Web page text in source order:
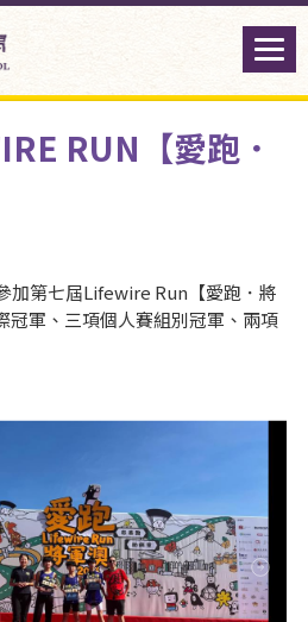
RUN【愛跑．
加第七屆Lifewire Run【愛跑．將
冠軍、三項個人賽組別冠軍、兩項